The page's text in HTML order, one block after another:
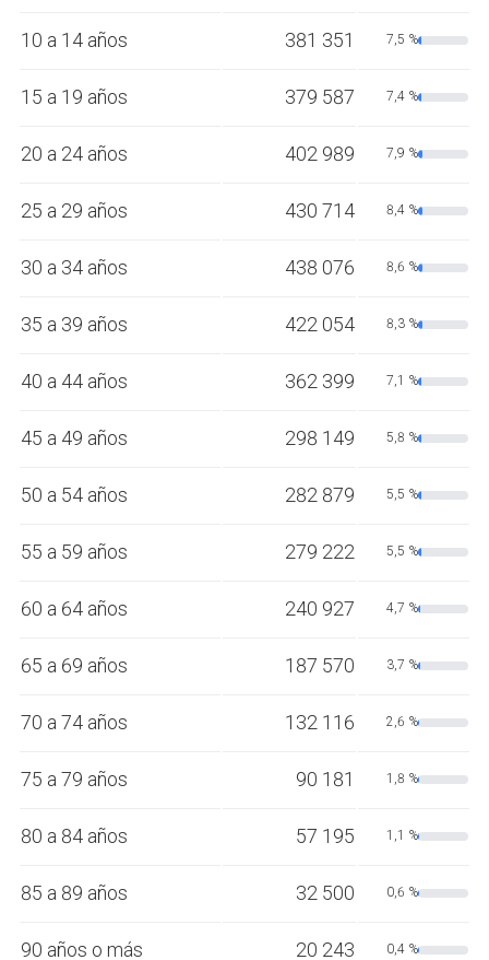
10 a 14 años 381 351 7,5 %
15 a 19 años 379 587 7,4 %
20 a 24 años 402 989 7,9 %
25 a 29 años 430 714 8,4 %
30 a 34 años 438 076 8,6 %
35 a 39 años 422 054 8,3 %
40 a 44 años 362 399 7,1 %
45 a 49 años 298 149 5,8 %
50 a 54 años 282 879 5,5 %
55 a 59 años 279 222 5,5 %
60 a 64 años 240 927 4,7 %
65 a 69 años 187 570 3,7 %
70 a 74 años 132 116 2,6 %
75 a 79 años 90 181 1,8 %
80 a 84 años 57 195 1,1 %
85 a 89 años 32 500 0,6 %
90 años o más 20 243 0,4 %